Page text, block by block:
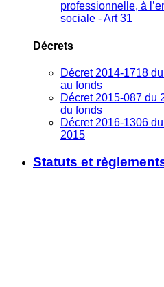
professionnelle, à
sociale - Art 31
Décrets
Décret 2014-1718
au fonds
Décret 2015-087 du
du fonds
Décret 2016-1306
2015
Statuts et